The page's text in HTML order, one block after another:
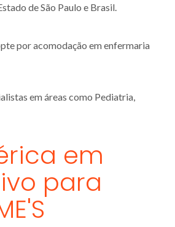
de São Paulo e Brasil.
por acomodação em enfermaria
em áreas como Pediatria,
em
para